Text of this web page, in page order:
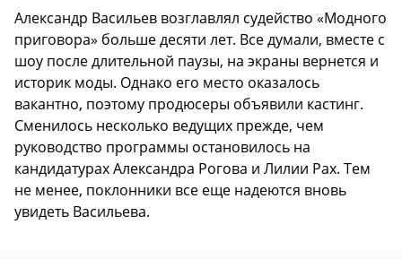
Александр Васильев возглавлял судейство «Модного
приговора» больше десяти лет. Все думали, вместе с
шоу после длительной паузы, на экраны вернется и
историк моды. Однако его место оказалось
вакантно, поэтому продюсеры объявили кастинг.
Сменилось несколько ведущих прежде, чем
руководство программы остановилось на
кандидатурах Александра Рогова и Лилии Рах. Тем
не менее, поклонники все еще надеются вновь
увидеть Васильева.